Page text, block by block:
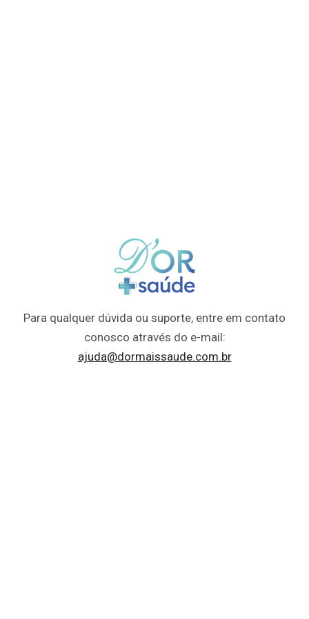
Para qualquer dúvida ou suporte, entre em contato
conosco através do e-mail:
ajuda@dormaissaude.com.br